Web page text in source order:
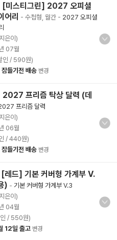
미스티그린] 2027 오피셜
어리 - 수첩형, 월간 - 2027 오피셜
은이)
07월
인 / 590원)
잠들기전 배송 변경
프리즘 탁상 달력 (데
프리즘 달력
은이)
06월
/ 440원)
잠들기전 배송 변경
드] 기본 커버형 가계부 V.
) - 기본 커버형 가계부 V.3
은이)
04월
/ 550원)
12일 출고 변경